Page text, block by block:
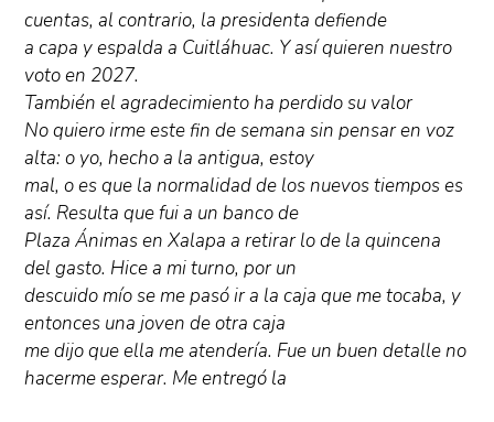
cuentas, al contrario, la presidenta defiende
a capa y espalda a Cuitláhuac. Y así quieren nuestro
voto en 2027.
También el agradecimiento ha perdido su valor
No quiero irme este fin de semana sin pensar en voz
alta: o yo, hecho a la antigua, estoy
mal, o es que la normalidad de los nuevos tiempos es
así. Resulta que fui a un banco de
Plaza Ánimas en Xalapa a retirar lo de la quincena
del gasto. Hice a mi turno, por un
descuido mío se me pasó ir a la caja que me tocaba, y
entonces una joven de otra caja
me dijo que ella me atendería. Fue un buen detalle no
hacerme esperar. Me entregó la